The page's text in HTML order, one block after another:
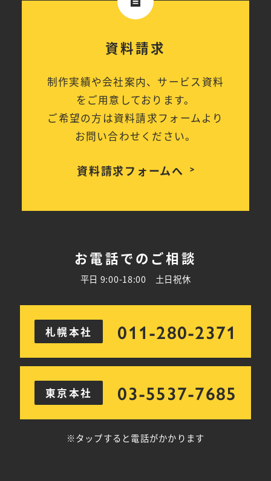
資料請求
制作実績や会社案内、サービス資料
をご用意しております。
ご希望の方は資料請求フォームより
お問い合わせください。
資料請求フォームへ
お電話でのご相談
平日 9:00-18:00 土日祝休
札幌本社 011-280-2371
東京本社 03-5537-7685
※タップすると電話がかかります